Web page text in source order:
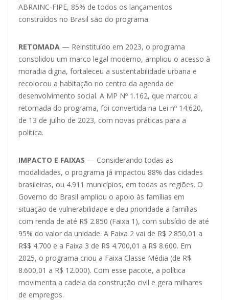
ABRAINC-FIPE, 85% de todos os lançamentos
construídos no Brasil são do programa.
RETOMADA — Reinstituído em 2023, o programa
consolidou um marco legal moderno, ampliou o acesso à
moradia digna, fortaleceu a sustentabilidade urbana e
recolocou a habitação no centro da agenda de
desenvolvimento social. A MP Nº 1.162, que marcou a
retomada do programa, foi convertida na Lei nº 14.620,
de 13 de julho de 2023, com novas práticas para a
política.
IMPACTO E FAIXAS — Considerando todas as
modalidades, o programa já impactou 88% das cidades
brasileiras, ou 4.911 municípios, em todas as regiões. O
Governo do Brasil ampliou o apoio às famílias em
situação de vulnerabilidade e deu prioridade a famílias
com renda de até R$ 2.850 (Faixa 1), com subsídio de até
95% do valor da unidade. A Faixa 2 vai de R$ 2.850,01 a
R$$ 4.700 e a Faixa 3 de R$ 4.700,01 a R$ 8.600. Em
2025, o programa criou a Faixa Classe Média (de R$
8.600,01 a R$ 12.000). Com esse pacote, a política
movimenta a cadeia da construção civil e gera milhares
de empregos.